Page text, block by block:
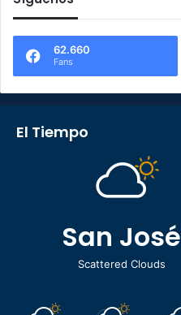
62.660
Fans
El Tiempo
San José
Scattered Clouds